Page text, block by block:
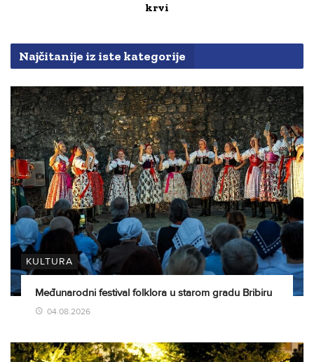
krvi
Najčitanije iz iste kategorije
KULTURA
Međunarodni festival folklora u starom gradu Bribiru
04.08.2026